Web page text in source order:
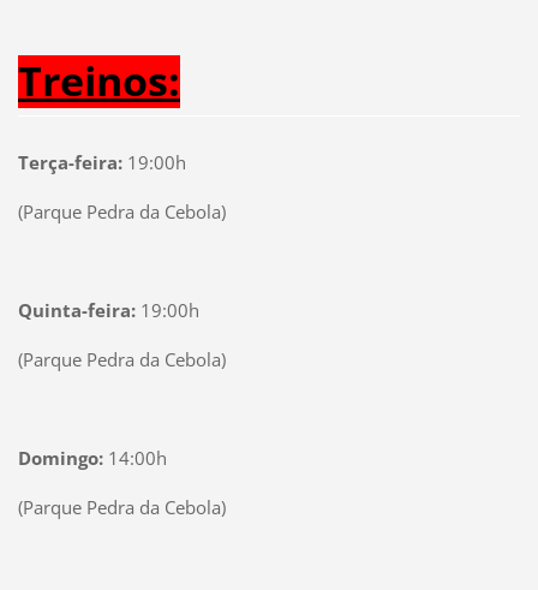
Treinos:
Terça-feira:19:00h
(Parque Pedra da Cebola)
Quinta-feira:19:00h
(Parque Pedra da Cebola)
Domingo:14:00h
(Parque Pedra da Cebola)